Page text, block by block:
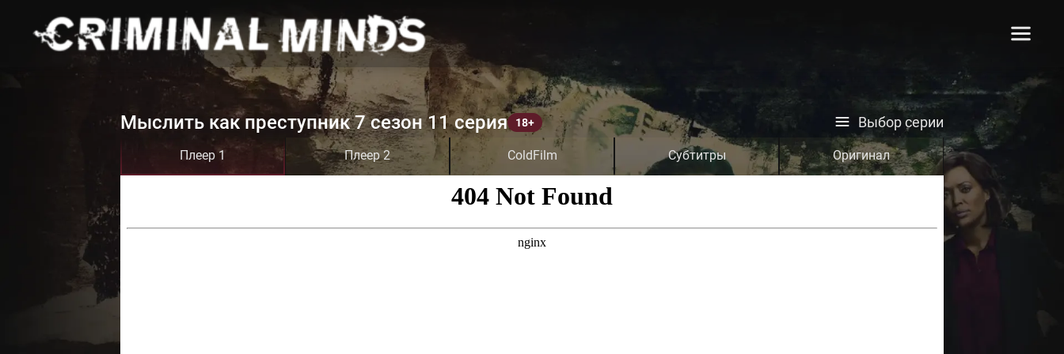
Мыслить как преступник 7 сезон 11 серия Выбор серии
Плеер 1 Плеер 2 ColdFilm Субтитры Оригинал